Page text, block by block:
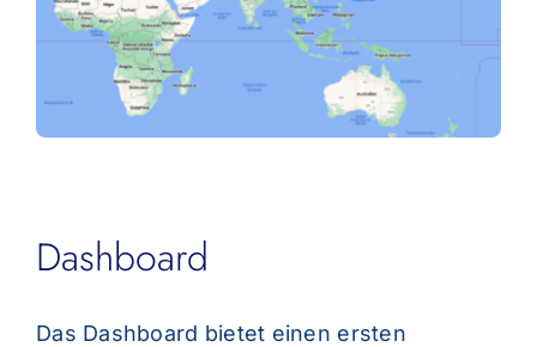
Dashboard
Das Dashboard bietet einen ersten